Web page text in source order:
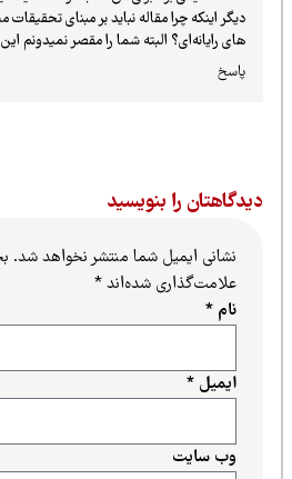
دیگر اینکه چرا مقاله نباید بر مبنای تحقیقات
های رایانه‌ای؟ البته شما را مقصر نمیدونم این
را بنویسید
نشانی ایمیل شما منتشر نخواهد شد.
علامت‌گذاری شده‌اند*
ایمیل*
وب‌ سایت